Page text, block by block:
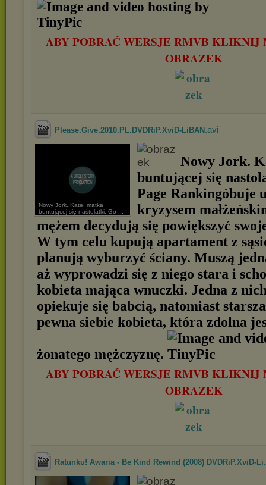
ABY POBRAĆ WERSJE RMVB KLIKNIJ
OBRAZEK
Please.Give.2010.PL.DVDRiP.XviD-LiBAN .avi
Nowy Jork. Kate, matka
buntującej się nastolatki, Go ...
Nowy Jork.
buntującej się
Page Rankingóbuje
kryzysem
mężem decydują się powiększyć
W tym celu kupują apartament z
planują wyburzyć ściany. Muszą
aż wyprowadzi się z niego stara i
kobieta mająca wnuczki. Jedna z
opiekuje się babcią, natomiast
pewna siebie kobieta, która zdolna
żonatego mężczyznę.
ABY POBRAĆ WERSJE RMVB KLIKNIJ
OBRAZEK
Ratunku! Awaria - Be Kind Rewind (2008) DVDRiP.XviD-